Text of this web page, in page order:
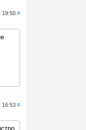
19:50 #
16:53 #